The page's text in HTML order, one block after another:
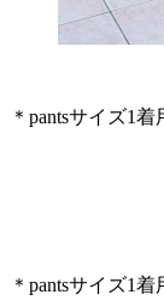
＊pantsサイズ1着
＊pantsサイズ1着